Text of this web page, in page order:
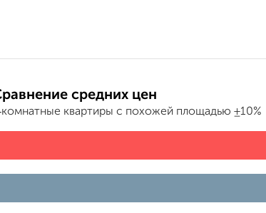
средних цен
квартиры с похожей площадью ±10%